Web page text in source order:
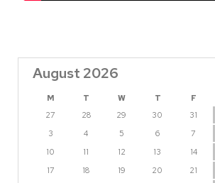
August 2026
M T W T F
27
28 29 30 31
3
4 5 6 7
10
11 12 13 14
17
18 19 20 21